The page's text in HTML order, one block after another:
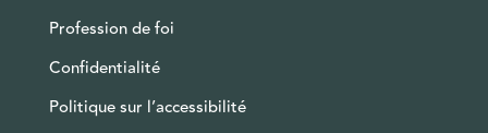
Profession de foi
Confidentialité
Politique sur l’accessibilité